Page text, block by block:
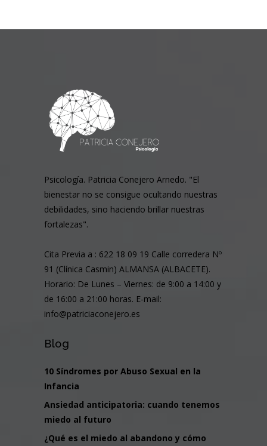
Psicología. Patricia Conejero Arnedo. "El
bienestar no se consigue ocultando nuestras
debilidades, sino haciendo brillar nuestras
fortalezas".
Cita Previa a : 622 18 09 19 Calle corredera Nº
91 (Clínica Casmin) ALMANSA (ALBACETE).
Horario: De Lunes – Viernes: de 9:00 a 14:00 y
de 16:00 a 21:00 horas. E-mail:
info@patriciaconejero.es
Blog
10 Síndromes por Abuso Sexual en la
Infancia
Ansiedad anticipatoria: cuando tenemos
miedo al futuro
¿Qué es el miedo al abandono y cómo